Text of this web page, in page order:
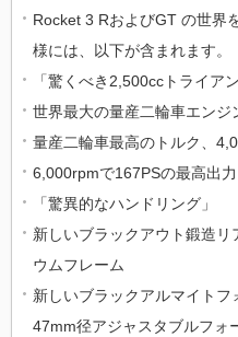
Rocket 3 RおよびGT の世界
様には、以下が含まれます。
「驚くべき2,500ccトライア
世界最大の量産二輪車エンジ
量産二輪車最高のトルク、
6,000rpmで167PSの最高出力
「驚異的なハンドリング」
新しいブラックアウト鍛造
ウムフレーム
新しいブラックアルマイト
47mm径アジャスタブルフォ